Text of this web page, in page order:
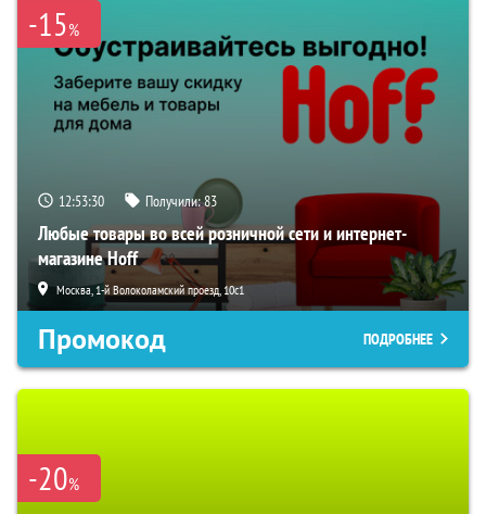
-15%
12:53:29 Получили:83
Любые товары во всей розничной сети и интернет-
магазине Hoff
Москва, 1-й Волоколамский проезд, 10с1
Промокод ПОДРОБНЕЕ
-20%